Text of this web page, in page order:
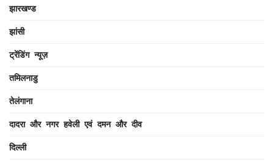
झारखण्ड
झांसी
ट्रेंडिंग न्यूज़
तमिलनाडु
तेलंगाना
दादरा और नगर हवेली एवं दमन और दीव
दिल्ली